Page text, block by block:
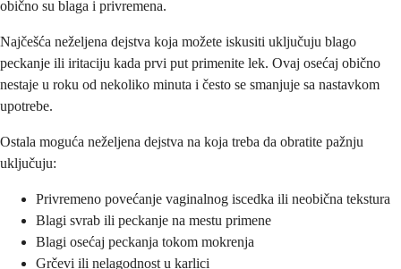
obično su blaga i privremena.
Najčešća neželjena dejstva koja možete iskusiti uključuju blago
peckanje ili iritaciju kada prvi put primenite lek. Ovaj osećaj obično
nestaje u roku od nekoliko minuta i često se smanjuje sa nastavkom
upotrebe.
Ostala moguća neželjena dejstva na koja treba da obratite pažnju
uključuju:
Privremeno povećanje vaginalnog iscedka ili neobična tekstura
Blagi svrab ili peckanje na mestu primene
Blagi osećaj peckanja tokom mokrenja
Grčevi ili nelagodnost u karlici